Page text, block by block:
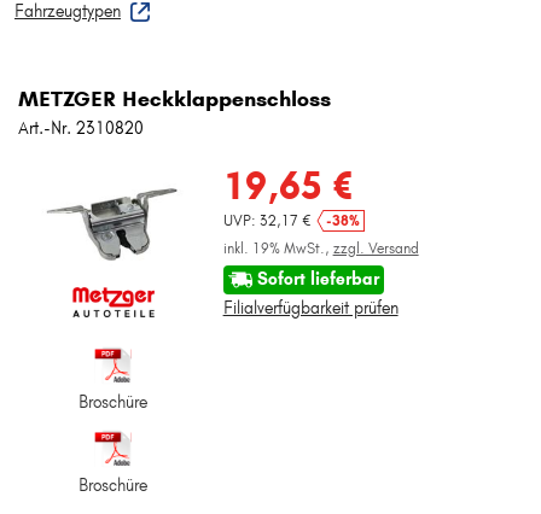
Fahrzeugtypen
METZGER Heckklappenschloss
Art.-Nr. 2310820
Broschüre
Broschüre
19,65 €
UVP: 32,17 €
-38%
inkl. 19% MwSt., zzgl. Versand
Sofort lieferbar
Filialverfügbarkeit prüfen